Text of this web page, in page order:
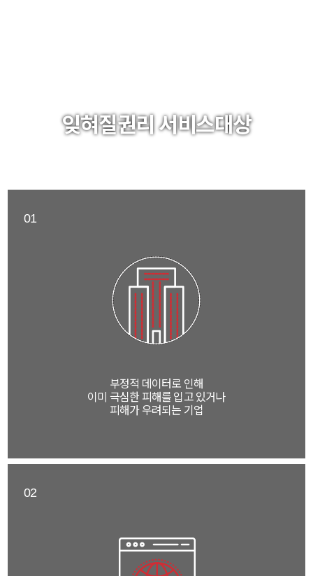
잊혀질권리 서비스대상
01
부정적 데이터로 인해
이미 극심한 피해를 입고 있거나
피해가 우려되는 기업
02